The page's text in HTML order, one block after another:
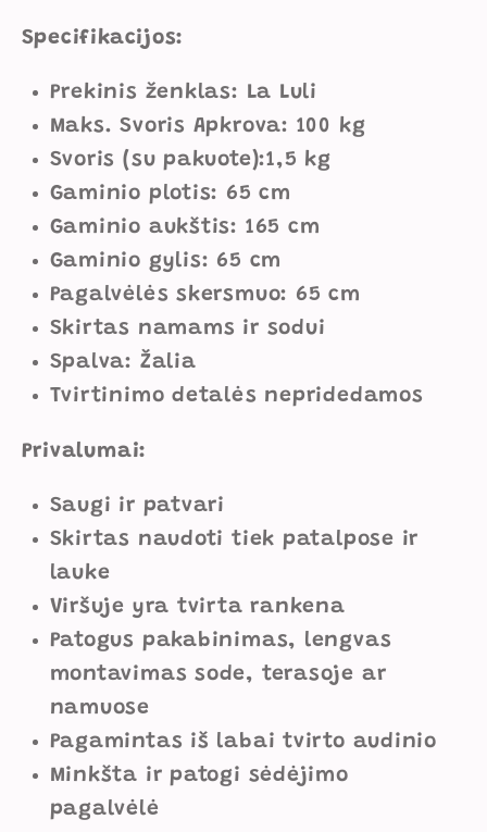
Kutais
kiekį
Kutais
Žalia
kiekį
Specifikacijos:
Prekinis ženklas: La Luli
Maks. Svoris Apkrova: 100 kg
Svoris (su pakuote):1,5 kg
Gaminio plotis: 65 cm
Gaminio aukštis: 165 cm
Gaminio gylis: 65 cm
Pagalvėlės skersmuo: 65 cm
Skirtas namams ir sodui
Spalva: Žalia
Tvirtinimo detalės nepridedamos
Privalumai:
Saugi ir patvari
Skirtas naudoti tiek patalpose ir
lauke
Viršuje yra tvirta rankena
Patogus pakabinimas, lengvas
montavimas sode, terasoje ar
namuose
Pagamintas iš labai tvirto audinio
Minkšta ir patogi sėdėjimo
pagalvėlė